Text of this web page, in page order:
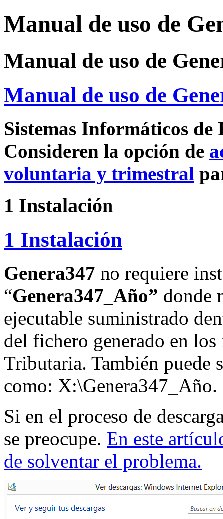
Manual de uso de
Manual de uso de
Manual de uso de
Sistemas Informáticos
Consideren la opción de
voluntaria y trimestral
1 Instalación
1 Instalación
Genera347 no requiere
“Genera347_Año” donde
ejecutable suministrado
del fichero generado en
Tributaria. También puede
como: X:\Genera347_Año.
Si en el proceso de
se preocupe. En este
de solventar el problema.